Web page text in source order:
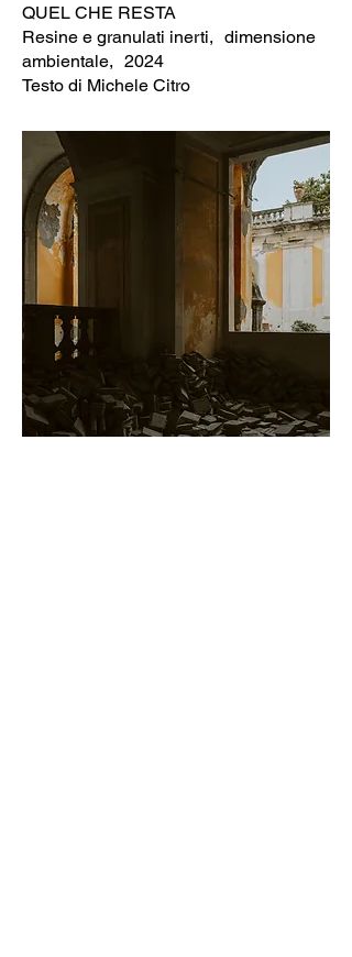
QUEL CHE RESTA
Resine e granulati inerti, dimensione
ambientale, 2024
Testo di Michele Citro